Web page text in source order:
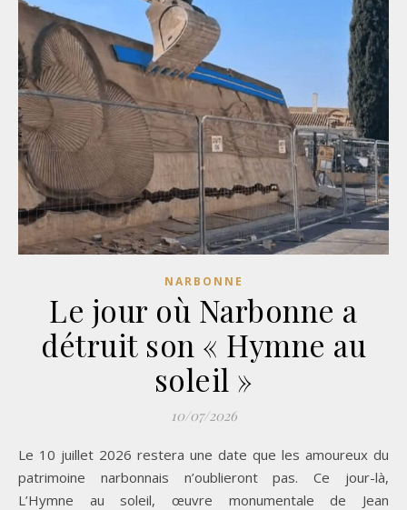
NARBONNE
Le jour où Narbonne a
détruit son « Hymne au
soleil »
10/07/2026
Le 10 juillet 2026 restera une date que les amoureux du
patrimoine narbonnais n’oublieront pas. Ce jour-là,
L’Hymne au soleil, œuvre monumentale de Jean